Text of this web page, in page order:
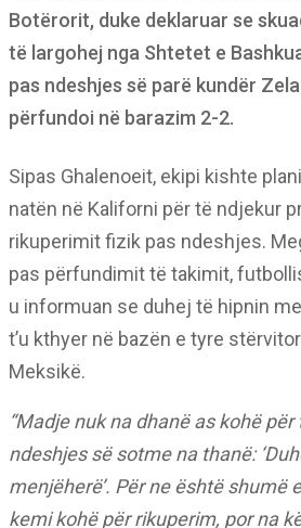
Botërorit, duke deklaruar se
të largohej nga Shtetet e
pas ndeshjes së parë kundër
përfundoi në barazim 2-2.
Sipas Ghalenoeit, ekipi kishte
natën në Kaliforni për të ndjekur
rikuperimit fizik pas ndeshjes.
pas përfundimit të takimit,
u informuan se duhej të hipnin
t’u kthyer në bazën e tyre
Meksikë.
“Madje nuk na dhanë as kohë për
ndeshjes së sotme na thanë:
menjëherë’. Për ne është shumë
kemi kohë për rikuperim, por na